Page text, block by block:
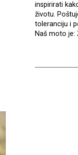
inspirirati
životu.
toleranciju i
Naš moto je: